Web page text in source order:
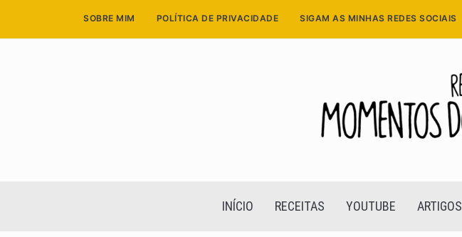
SOBRE MIM POLÍTICA DE PRIVACIDADE SIGAM AS MINHAS REDES SOCIAIS
INÍCIO RECEITAS YOUTUBE ARTIGOS